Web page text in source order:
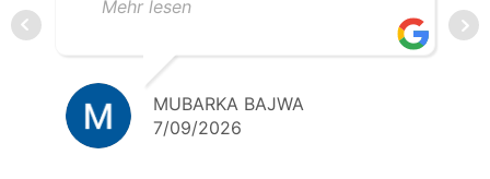
weitere gemeinsame Transporte.
Mehr lesen
MUBARKA BAJWA
7/09/2026